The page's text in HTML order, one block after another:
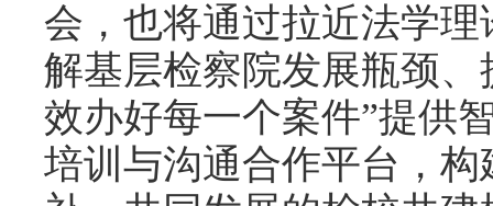
会，也将通过拉近法学
解基层检察院发展瓶颈
效办好每一个案件”提供
培训与沟通合作平台，